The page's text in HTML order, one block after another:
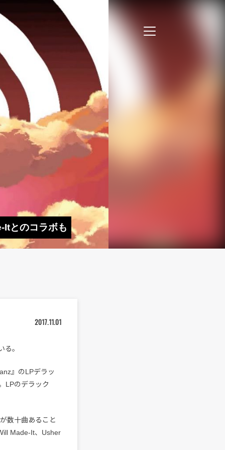
とのコラボも
2017.11.01
。
』のLPデラッ
LPのデラック
数十曲あること